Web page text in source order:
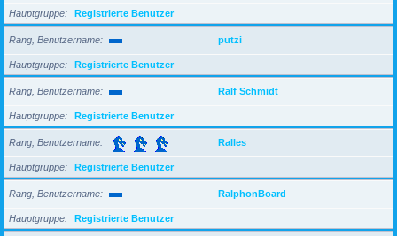
Hauptgruppe Registrierte Benutzer
Rang, Benutzername putzi
Hauptgruppe Registrierte Benutzer
Rang, Benutzername Ralf Schmidt
Hauptgruppe Registrierte Benutzer
Rang, Benutzername Ralles
Hauptgruppe Registrierte Benutzer
Rang, Benutzername RalphonBoard
Hauptgruppe Registrierte Benutzer